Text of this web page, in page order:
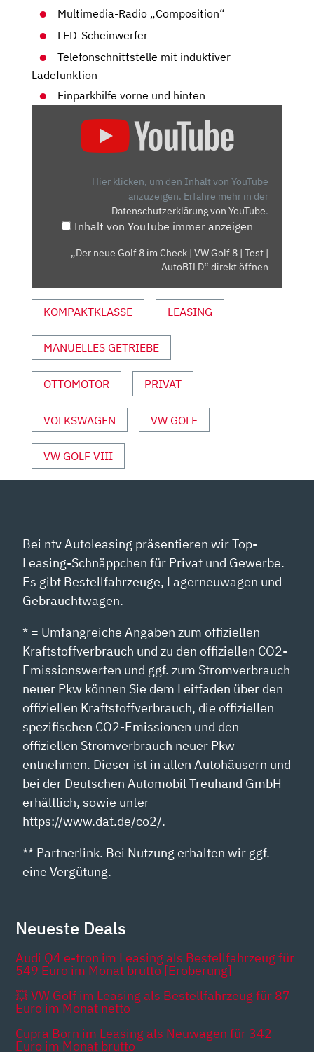
Multimedia-Radio „Composition“
LED-Scheinwerfer
Telefonschnittstelle mit induktiver
Ladefunktion
Einparkhilfe vorne und hinten
TEST
VON
YOUTUBE
ANZEIGEN
Hier klicken, um den Inhalt von YouTube
anzuzeigen. Erfahre mehr in der
Datenschutzerklärung von YouTube.
Inhalt von YouTube immer anzeigen
„Der neue Golf 8 im Check | VW Golf 8 | Test |
AutoBILD“ direkt öffnen
KOMPAKTKLASSE LEASING
MANUELLES GETRIEBE
OTTOMOTOR PRIVAT
VOLKSWAGEN VW GOLF
VW GOLF VIII
Bei ntv Autoleasing präsentieren wir Top-
Leasing-Schnäppchen für Privat und Gewerbe.
Es gibt Bestellfahrzeuge, Lagerneuwagen und
Gebrauchtwagen.
* = Umfangreiche Angaben zum offiziellen
Kraftstoffverbrauch und zu den offiziellen CO2-
Emissionswerten und ggf. zum Stromverbrauch
neuer Pkw können Sie dem Leitfaden über den
offiziellen Kraftstoffverbrauch, die offiziellen
spezifischen CO2-Emissionen und den
offiziellen Stromverbrauch neuer Pkw
entnehmen. Dieser ist in allen Autohäusern und
bei der Deutschen Automobil Treuhand GmbH
erhältlich, sowie unter
https://www.dat.de/co2/.
** Partnerlink. Bei Nutzung erhalten wir ggf.
eine Vergütung.
Neueste Deals
Audi Q4 e-tron im Leasing als Bestellfahrzeug für
549 Euro im Monat brutto [Eroberung]
💥 VW Golf im Leasing als Bestellfahrzeug für 87
Euro im Monat netto
Cupra Born im Leasing als Neuwagen für 342
Euro im Monat brutto